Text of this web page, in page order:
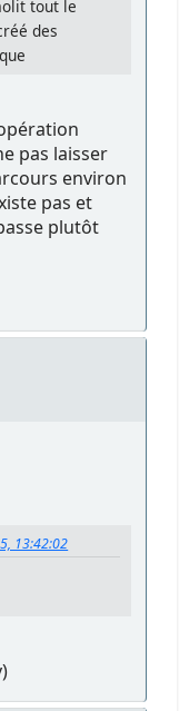
tout le
des
pas laisser
environ
pas et
plutôt
13:42:02